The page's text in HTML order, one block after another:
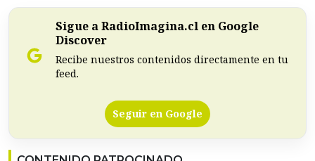
Sigue a RadioImagina.cl en Google
Discover
Recibe nuestros contenidos directamente en tu
feed.
Seguir en Google